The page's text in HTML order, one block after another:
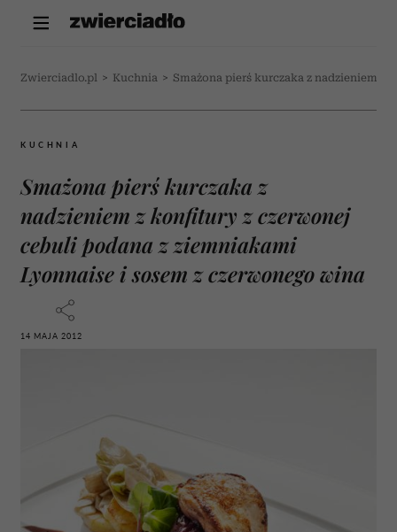
Zwierciadlo.pl > Kuchnia > Smażona pierś kurczaka z nadzieniem
KUCHNIA
Smażona pierś kurczaka z
nadzieniem z konfitury z czerwonej
cebuli podana z ziemniakami
Lyonnaise i sosem z czerwonego wina
14 MAJA 2012